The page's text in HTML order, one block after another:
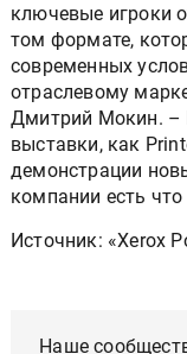
ключевые игроки
том формате,
современных
отраслевому
Дмитрий Мокин. –
выставки, как
демонстрации
компании есть что
Источник: «Xerox
Наше